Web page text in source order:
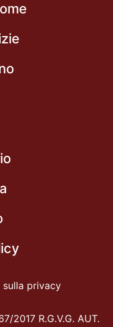
sulla privacy
2017 R.G.V.G. AUT.